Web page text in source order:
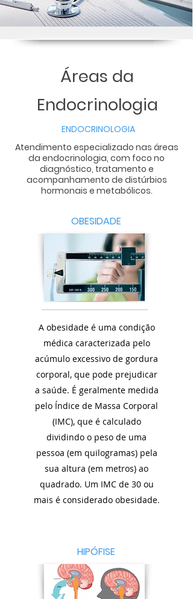
Áreas da
Endocrinologia
ENDOCRINOLOGIA
​Atendimento especializado nas áreas
da endocrinologia, com foco no
diagnóstico, tratamento e
acompanhamento de distúrbios
hormonais e metabólicos.
OBESIDADE
A obesidade é uma condição
médica caracterizada pelo
acúmulo excessivo de gordura
corporal, que pode prejudicar
a saúde. É geralmente medida
pelo Índice de Massa Corporal
(IMC), que é calculado
dividindo o peso de uma
pessoa (em quilogramas) pela
sua altura (em metros) ao
quadrado. Um IMC de 30 ou
mais é considerado obesidade.
HIPÓFISE